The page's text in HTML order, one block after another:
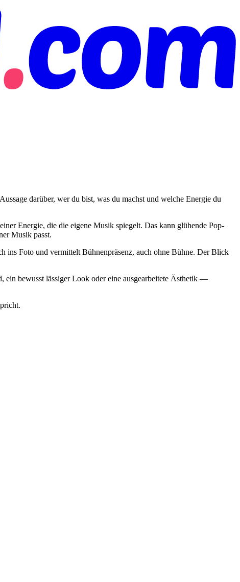
darüber, wer du bist, was du machst und welche Energie du
Energie, die die eigene Musik spiegelt. Das kann glühende Pop-
Musik passt.
ins Foto und vermittelt Bühnenpräsenz, auch ohne Bühne. Der Blick
ein bewusst lässiger Look oder eine ausgearbeitete Ästhetik —